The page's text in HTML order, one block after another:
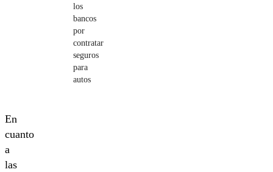
los
bancos
por
contratar
seguros
para
autos
En
cuanto
a
las